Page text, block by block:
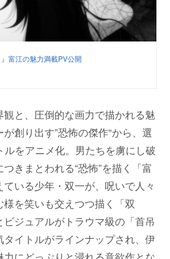
富江の魅力満載PV公開
と、圧倒的な画力で描かれる魅
創り出す”恐怖の傑作“から、選
ルをアニメ化。男たちを虜にし破
きまとわれる“恐怖”を描く「富
いる少年・双一が、呪いで人々
を笑いも交えつつ描く「双
ジュアルがトラウマ級の「首吊
タイトルがラインナップされ、伊